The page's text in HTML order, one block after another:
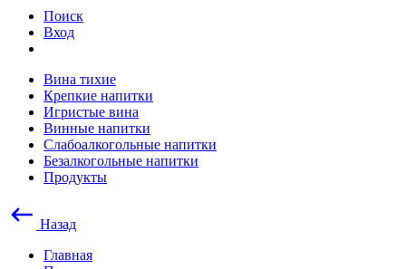
Поиск
Вход
Вина тихие
Крепкие напитки
Игристые вина
Винные напитки
Слабоалкогольные напитки
Безалкогольные напитки
Продукты
Назад
Главная